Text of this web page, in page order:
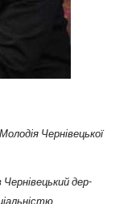
Чернівецької
Чернівецький дер­